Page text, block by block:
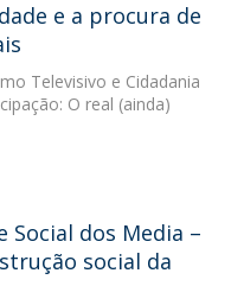
e a procura de
Televisivo e Cidadania
O real (ainda)
Social dos Media –
social da